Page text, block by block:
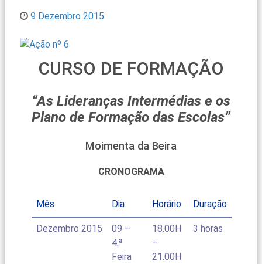
9 Dezembro 2015
CURSO DE FORMAÇÃO
“As Lideranças Intermédias e os
Plano de Formação das Escolas”
Moimenta da Beira
CRONOGRAMA
Mês Dia Horário Duração
Dezembro 2015
09 –
4.ª
Feira
18.00H
–
21.00H
3 horas